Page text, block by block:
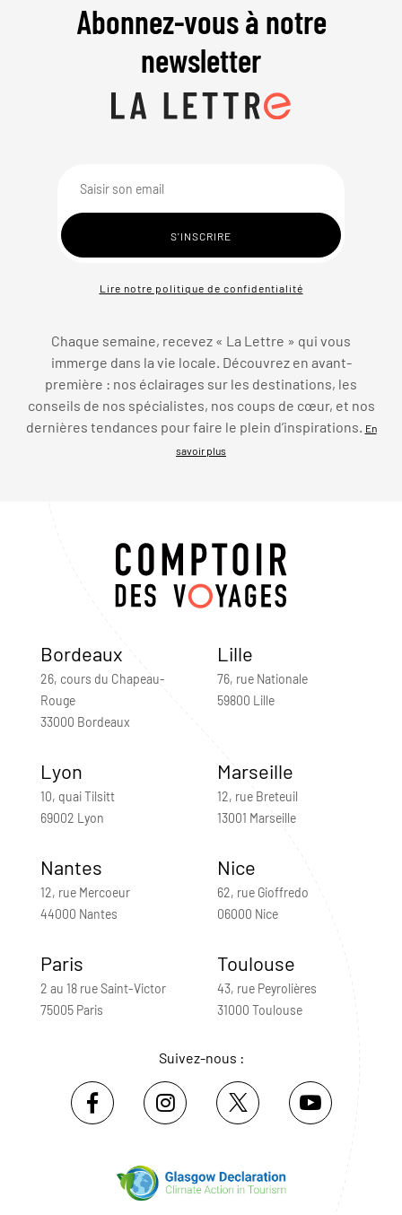
Abonnez-vous à notre
newsletter
Lire notre politique de confidentialité
Chaque semaine, recevez « La Lettre » qui vous
immerge dans la vie locale. Découvrez en avant-
première : nos éclairages sur les destinations, les
conseils de nos spécialistes, nos coups de cœur, et nos
dernières tendances pour faire le plein d’inspirations.
En
savoir plus
Bordeaux
26, cours du Chapeau-
Rouge
33000 Bordeaux
Lille
76, rue Nationale
59800 Lille
Lyon
10, quai Tilsitt
69002 Lyon
Marseille
12, rue Breteuil
13001 Marseille
Nantes
12, rue Mercoeur
44000 Nantes
Nice
62, rue Gioffredo
06000 Nice
Paris
2 au 18 rue Saint-Victor
75005 Paris
Toulouse
43, rue Peyrolières
31000 Toulouse
Suivez-nous :